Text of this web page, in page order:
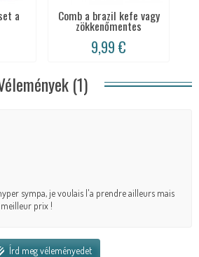
a Comb a brazil kefe vagy
zökkenőmentes
9,99 €
(1)
sympa, je voulais l'a prendre ailleurs mais
prix !
Írd meg véleményedet